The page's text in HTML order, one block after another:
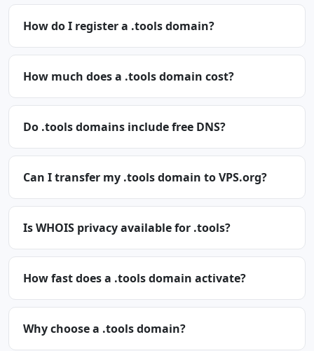
How do I register a .tools domain?
How much does a .tools domain cost?
Do .tools domains include free DNS?
Can I transfer my .tools domain to VPS.org?
Is WHOIS privacy available for .tools?
How fast does a .tools domain activate?
Why choose a .tools domain?